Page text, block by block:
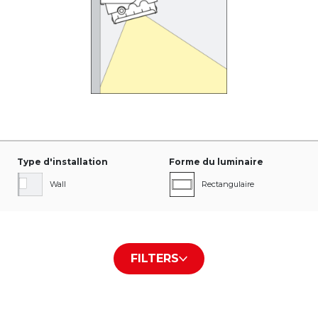
Type d'installation
Wall
Forme du luminaire
Rectangulaire
Type de cache /plaque Couleur du boîtier
Noir RAL9005
FILTERS